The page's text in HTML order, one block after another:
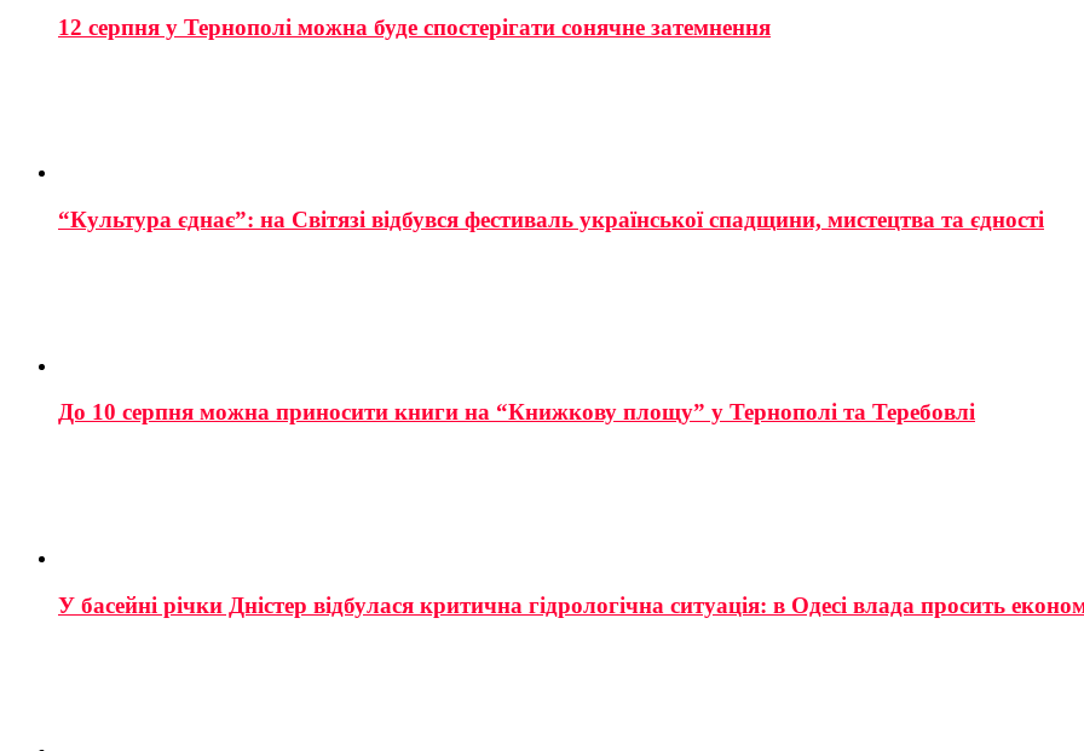
12 серпня у Тернополі можна буде спостерігати сонячне затемнення
“Культура єднає”: на Світязі відбувся фестиваль української спадщини, мистецтва та єдності
До 10 серпня можна приносити книги на “Книжкову площу” у Тернополі та Теребовлі
У басейні річки Дністер відбулася критична гідрологічна ситуація: в Одесі влада просить